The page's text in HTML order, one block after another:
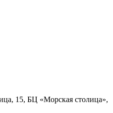
15, БЦ «Морская столица»,